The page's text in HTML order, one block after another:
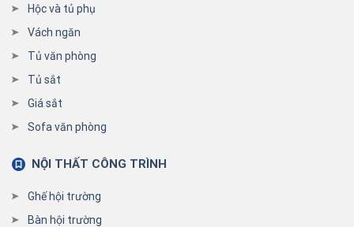
Hộc và tủ phụ
Vách ngăn
Tủ văn phòng
Tủ sắt
Giá sắt
Sofa văn phòng
NỘI THẤT CÔNG TRÌNH
Ghế hội trường
Bàn hội trường